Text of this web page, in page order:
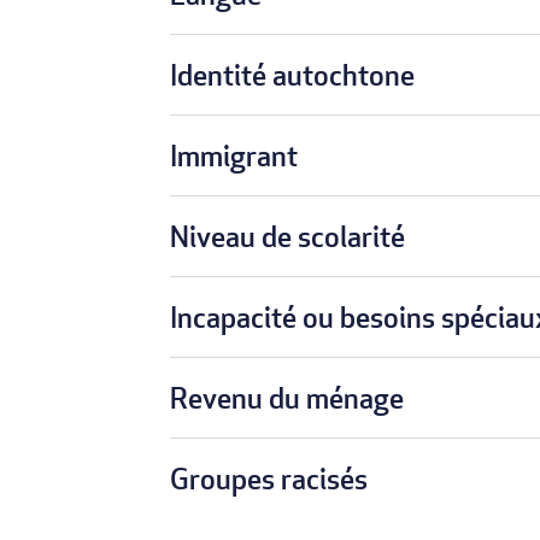
Identité autochtone
Immigrant
Niveau de scolarité
Incapacité ou besoins
Revenu du ménage
Groupes racisés